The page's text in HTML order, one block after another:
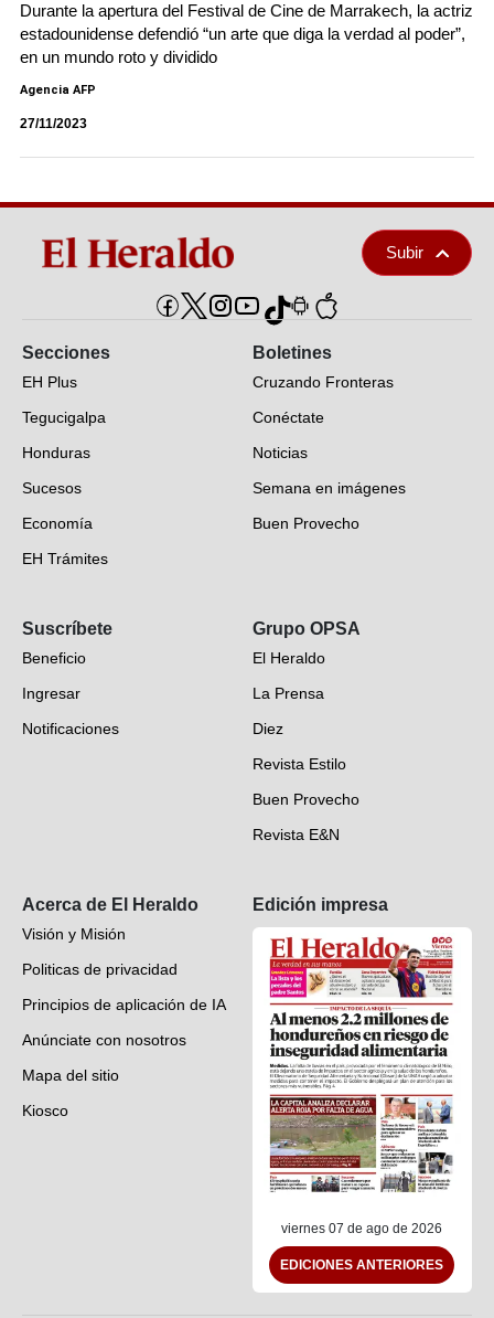
Durante la apertura del Festival de Cine de Marrakech, la actriz
estadounidense defendió “un arte que diga la verdad al poder”,
en un mundo roto y dividido
Agencia AFP
27/11/2023
Subir
Secciones
EH Plus
Tegucigalpa
Honduras
Sucesos
Economía
EH Trámites
EH Verifica
Fotogalerías
Deportes
Videos
Boletines
Cruzando Fronteras
Conéctate
Noticias
Semana en imágenes
Buen Provecho
Suscríbete
Beneficio
Ingresar
Notificaciones
Grupo OPSA
El Heraldo
La Prensa
Diez
Revista Estilo
Buen Provecho
Revista E&N
Acerca de El Heraldo
Visión y Misión
Politicas de privacidad
Principios de aplicación de IA
Anúnciate con nosotros
Mapa del sitio
Kiosco
Edición impresa
viernes 07 de ago de 2026
EDICIONES ANTERIORES